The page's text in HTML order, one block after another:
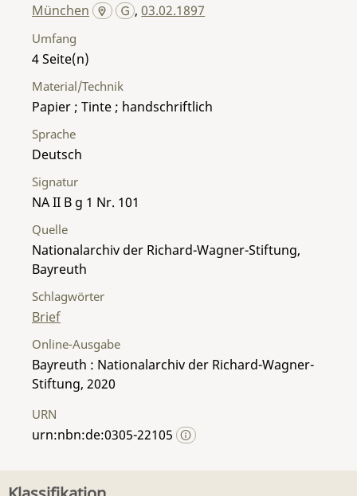
München ,03.02.1897
Umfang
4
Material/Technik
Papier ; Tinte ; handschriftlich
Sprache
Deutsch
Signatur
NA II B g 1 Nr. 101
Quelle
Nationalarchiv der Richard-Wagner-Stiftung,
Bayreuth
Schlagwörter
Brief
Online-Ausgabe
Bayreuth : Nationalarchiv der Richard-Wagner-
Stiftung, 2020
URN
urn:nbn:de:0305-22105